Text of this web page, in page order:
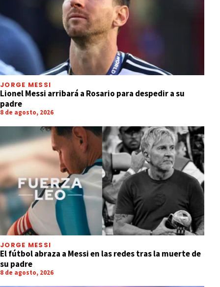
JORGE MESSI
Lionel Messi arribará a Rosario para despedir a su
padre
8 de agosto, 2026
JORGE MESSI
El fútbol abraza a Messi en las redes tras la muerte de
su padre
8 de agosto, 2026